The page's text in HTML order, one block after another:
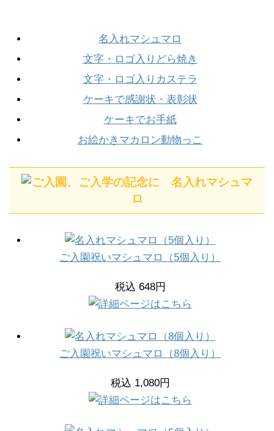
名入れマシュマロ
文字・ロゴ入りどら焼き
文字・ロゴ入りカステラ
ケーキで感謝状・表彰状
ケーキでお手紙
お絵かきマカロン動物っこ
ご入園祝いマシュマロ（5個入り）
税込 648円
ご入園祝いマシュマロ（8個入り）
税込 1,080円